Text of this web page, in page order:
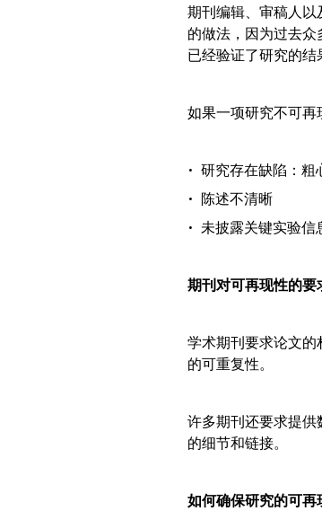
期刊编辑、审稿人
的做法，因为过去
已经验证了研究的结
如果一项研究不可再
• 研究存在缺陷：粗
• 陈述不清晰
• 未披露关键实验信
期刊对可再现性的要
学术期刊要求论文
的可重复性。
许多期刊还要求提
的细节和链接。
如何确保研究的可再